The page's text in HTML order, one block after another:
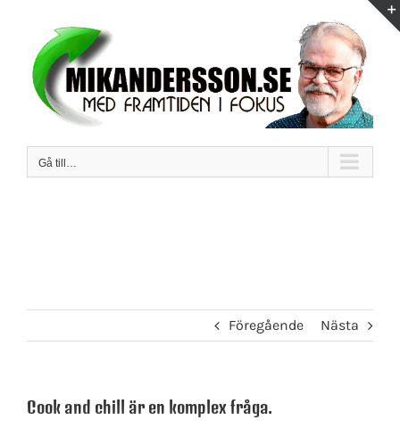
innehållet
Gå till…
Föregående Nästa
Cook and chill är en komplex fråga.